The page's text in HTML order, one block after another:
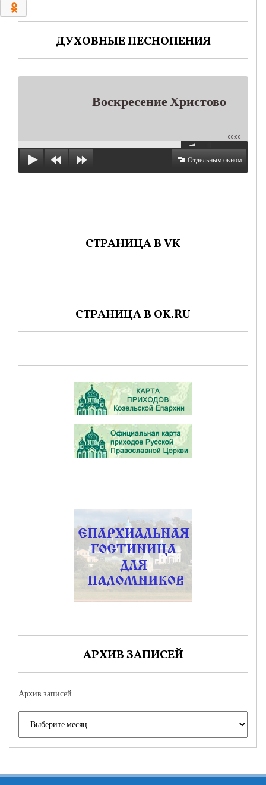
ДУХОВНЫЕ ПЕСНОПЕНИЯ
Воскресение Христово
00:00
Отдельным окном
СТРАНИЦА В VK
СТРАНИЦА В OK.RU
АРХИВ ЗАПИСЕЙ
Архив записей